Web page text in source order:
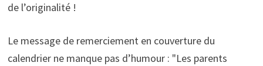
de l’originalité !
Le message de remerciement en couverture du
calendrier ne manque pas d’humour : "Les parents